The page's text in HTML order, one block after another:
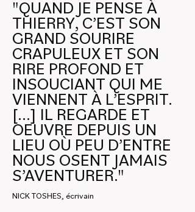
"QUAND JE PENSE À
THIERRY, C’EST SON
GRAND SOURIRE
CRAPULEUX ET SON
RIRE PROFOND ET
INSOUCIANT QUI ME
VIENNENT À L’ESPRIT.
[...] IL REGARDE ET
OEUVRE DEPUIS UN
LIEU OÙ PEU D’ENTRE
NOUS OSENT JAMAIS
S’AVENTURER."
NICK TOSHES, écrivain